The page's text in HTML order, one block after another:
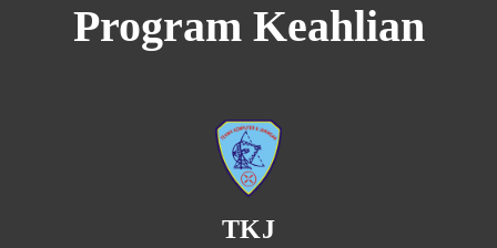
Program Keahlian
TKJ